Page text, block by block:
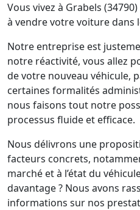
Vous vivez à Grabels
à vendre votre voiture dans
Notre entreprise est
notre réactivité, vous allez
de votre nouveau véhicule,
certaines formalités
nous faisons tout notre
processus fluide et efficace.
Nous délivrons une
facteurs concrets,
marché et à l’état du
davantage ? Nous avons
informations sur nos